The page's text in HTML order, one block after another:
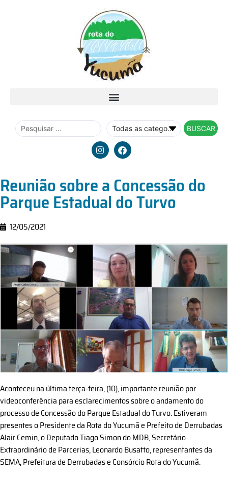
BUSCAR
Reunião sobre a Concessão do
Parque Estadual do Turvo
12/05/2021
Aconteceu na última terça-feira, (10), importante reunião por
videoconferência para esclarecimentos sobre o andamento do
processo de Concessão do Parque Estadual do Turvo. Estiveram
presentes o Presidente da Rota do Yucumã e Prefeito de Derrubadas
Alair Cemin, o Deputado Tiago Simon do MDB, Secretário
Extraordinário de Parcerias, Leonardo Busatto, representantes da
SEMA, Prefeitura de Derrubadas e Consórcio Rota do Yucumã.